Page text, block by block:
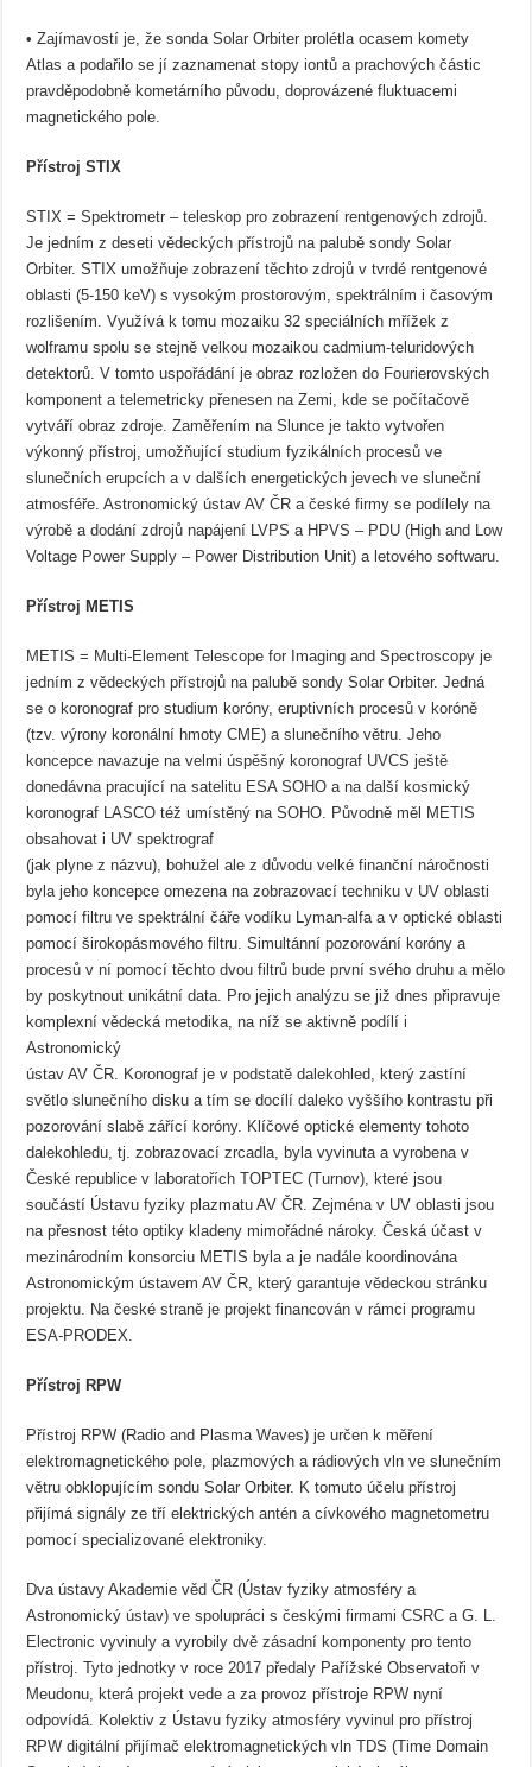
• Zajímavostí je, že sonda Solar Orbiter prolétla ocasem komety
Atlas a podařilo se jí zaznamenat stopy iontů a prachových částic
pravděpodobně kometárního původu, doprovázené fluktuacemi
magnetického pole.
Přístroj STIX
STIX = Spektrometr – teleskop pro zobrazení rentgenových zdrojů.
Je jedním z deseti vědeckých přístrojů na palubě sondy Solar
Orbiter. STIX umožňuje zobrazení těchto zdrojů v tvrdé rentgenové
oblasti (5-150 keV) s vysokým prostorovým, spektrálním i časovým
rozlišením. Využívá k tomu mozaiku 32 speciálních mřížek z
wolframu spolu se stejně velkou mozaikou cadmium-teluridových
detektorů. V tomto uspořádání je obraz rozložen do Fourierovských
komponent a telemetricky přenesen na Zemi, kde se počítačově
vytváří obraz zdroje. Zaměřením na Slunce je takto vytvořen
výkonný přístroj, umožňující studium fyzikálních procesů ve
slunečních erupcích a v dalších energetických jevech ve sluneční
atmosféře. Astronomický ústav AV ČR a české firmy se podílely na
výrobě a dodání zdrojů napájení LVPS a HPVS – PDU (High and Low
Voltage Power Supply – Power Distribution Unit) a letového softwaru.
Přístroj METIS
METIS = Multi-Element Telescope for Imaging and Spectroscopy je
jedním z vědeckých přístrojů na palubě sondy Solar Orbiter. Jedná
se o koronograf pro studium koróny, eruptivních procesů v koróně
(tzv. výrony koronální hmoty CME) a slunečního větru. Jeho
koncepce navazuje na velmi úspěšný koronograf UVCS ještě
donedávna pracující na satelitu ESA SOHO a na další kosmický
koronograf LASCO též umístěný na SOHO. Původně měl METIS
obsahovat i UV spektrograf
(jak plyne z názvu), bohužel ale z důvodu velké finanční náročnosti
byla jeho koncepce omezena na zobrazovací techniku v UV oblasti
pomocí filtru ve spektrální čáře vodíku Lyman-alfa a v optické oblasti
pomocí širokopásmového filtru. Simultánní pozorování koróny a
procesů v ní pomocí těchto dvou filtrů bude první svého druhu a mělo
by poskytnout unikátní data. Pro jejich analýzu se již dnes připravuje
komplexní vědecká metodika, na níž se aktivně podílí i
Astronomický
ústav AV ČR. Koronograf je v podstatě dalekohled, který zastíní
světlo slunečního disku a tím se docílí daleko vyššího kontrastu při
pozorování slabě zářící koróny. Klíčové optické elementy tohoto
dalekohledu, tj. zobrazovací zrcadla, byla vyvinuta a vyrobena v
České republice v laboratořích TOPTEC (Turnov), které jsou
součástí Ústavu fyziky plazmatu AV ČR. Zejména v UV oblasti jsou
na přesnost této optiky kladeny mimořádné nároky. Česká účast v
mezinárodním konsorciu METIS byla a je nadále koordinována
Astronomickým ústavem AV ČR, který garantuje vědeckou stránku
projektu. Na české straně je projekt financován v rámci programu
ESA-PRODEX.
Přístroj RPW
Přístroj RPW (Radio and Plasma Waves) je určen k měření
elektromagnetického pole, plazmových a rádiových vln ve slunečním
větru obklopujícím sondu Solar Orbiter. K tomuto účelu přístroj
přijímá signály ze tří elektrických antén a cívkového magnetometru
pomocí specializované elektroniky.
Dva ústavy Akademie věd ČR (Ústav fyziky atmosféry a
Astronomický ústav) ve spolupráci s českými firmami CSRC a G. L.
Electronic vyvinuly a vyrobily dvě zásadní komponenty pro tento
přístroj. Tyto jednotky v roce 2017 předaly Pařížské Observatoři v
Meudonu, která projekt vede a za provoz přístroje RPW nyní
odpovídá. Kolektiv z Ústavu fyziky atmosféry vyvinul pro přístroj
RPW digitální přijímač elektromagnetických vln TDS (Time Domain